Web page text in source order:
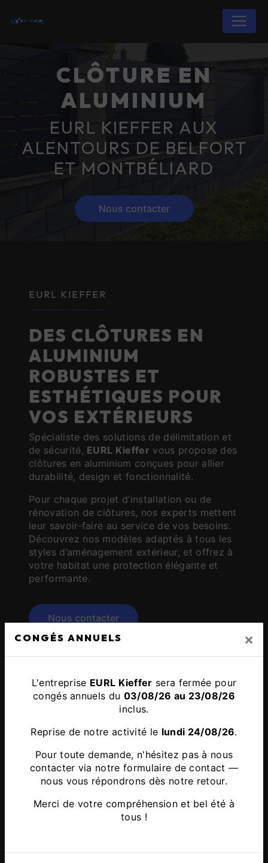
CONGÉS ANNUELS ×
L'entreprise EURL Kieffer sera fermée pour
congés annuels du 03/08/26 au 23/08/26
inclus.
Reprise de notre activité le lundi 24/08/26.
Pour toute demande, n'hésitez pas à nous
contacter via notreformulaire de contact —
nous vous répondrons dès notre retour.
Merci de votre compréhension et bel été à
tous !
CLÔTURE EN
ALUMINIUM
EURL KIEFFER AUX
ALENTOURS DE BELFORT
ET MONTBÉLIARD
Nous contacter
EURL KIEFFER
DES CLÔTURES EN
ALUMINIUM
ROBUSTES ET
ESTHÉTIQUES POUR
VOS EXTÉRIEURS
Spécialiste des solutions de délimitation et
de sécurité, EURL Kieffer vous propose des
clôtures en aluminium conçues pour allier
durabilité, design et fonctionnalité.
Pour chaque projet d’installation ou de
rénovation de clôtures, nos experts mettent
leur savoir-faire au service de vos besoins.
Découvrez nos modèles adaptés à tous les
styles d’aménagement extérieur, et offrez à
votre habitat une protection élégante et
performante.
Nous contacter